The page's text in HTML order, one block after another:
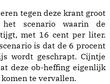
tegen deze krant groot
scenario waarin de
met 16 cent per liter.
is dat de 6 procent
wordt geschrapt. Cijntje
deze ob-heffing eigenlijk
te vervallen.